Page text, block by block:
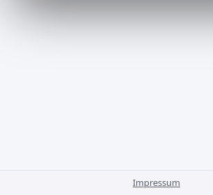
Impressum